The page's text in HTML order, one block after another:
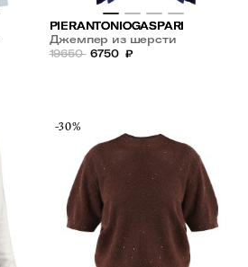
PIERANTONIOGASPARI
Джемпер из шерсти
19650 6750 ₽
-30%